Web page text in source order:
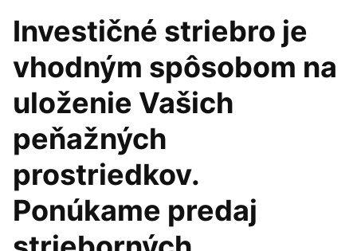
Investičné striebro je
vhodným spôsobom na
uloženie Vašich
peňažných
prostriedkov.
Ponúkame predaj